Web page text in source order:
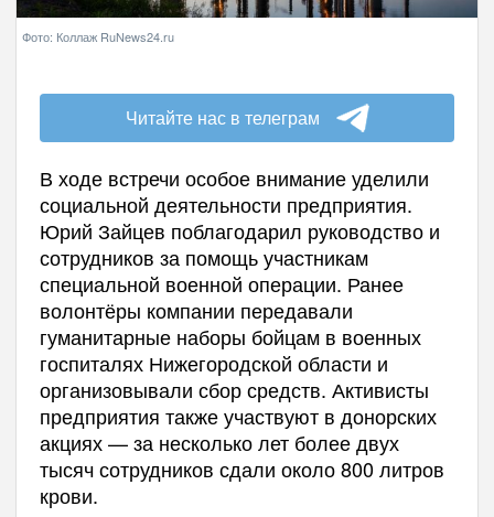
Фото: Коллаж RuNews24.ru
Читайте нас в телеграм
В ходе встречи особое внимание уделили
социальной деятельности предприятия.
Юрий Зайцев поблагодарил руководство и
сотрудников за помощь участникам
специальной военной операции. Ранее
волонтёры компании передавали
гуманитарные наборы бойцам в военных
госпиталях Нижегородской области и
организовывали сбор средств. Активисты
предприятия также участвуют в донорских
акциях — за несколько лет более двух
тысяч сотрудников сдали около 800 литров
крови.